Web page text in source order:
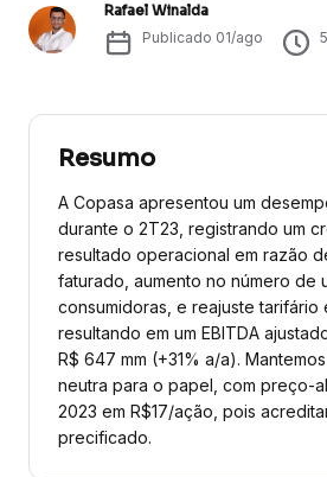
Rafael Winalda
Publicado 01/ago 5
Resumo
A Copasa apresentou um
durante o 2T23, registrando um
resultado operacional em razão
faturado, aumento no número de
consumidoras, e reajuste tarifário
resultando em um EBITDA
R$ 647 mm (+31% a/a).
neutra para o papel, com preço-
2023 em R$17/ação, pois
precificado.